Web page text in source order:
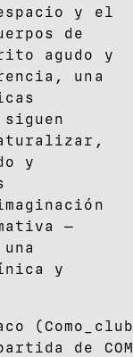
y el
de
agudo y
una
y
—
y
de